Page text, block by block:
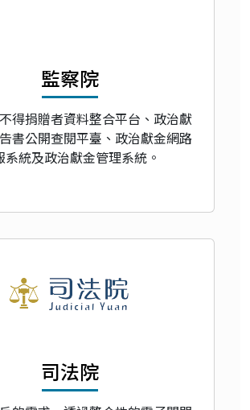
監察院
得捐贈者資料整合平台、政治獻
書公開查閱平臺、政治獻金網路
系統及政治獻金管理系統。
司法院